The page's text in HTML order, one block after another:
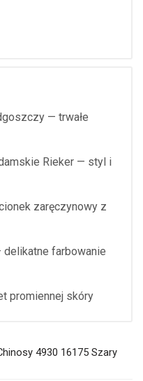
— trwałe
Rieker — styl i
zaręczynowy z
farbowanie
promiennej skóry
4930 16175 Szary